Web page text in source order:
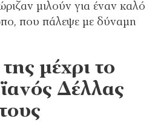
μιλούν για έναν καλό
που πάλεψε με δύναμη
μέχρι το
Δέλλας